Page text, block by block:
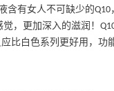
含有女人不可缺少的
，更加深入的滋润！
比白色系列更好用，功